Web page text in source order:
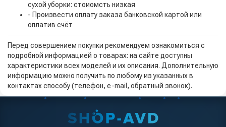
сухой уборки: стоиомсть низкая
- Произвести оплату заказа банковской картой или
оплатив счёт
Перед совершением покупки рекомендуем ознакомиться с
подробной информацией о товарах: на сайте доступны
характеристики всех моделей и их описания. Дополнительную
информацию можно получить по любому из указанных в
контактах способу (телефон, e-mail, обратный звонок).